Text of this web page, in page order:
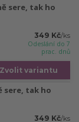
sere, tak ho
349 Kč/ks
Odeslání do 7
prac. dnů
Zvolit variantu
sere, tak ho
349 Kč/ks